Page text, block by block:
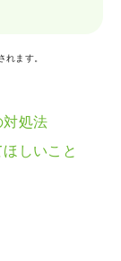
ます。
処法
しいこと